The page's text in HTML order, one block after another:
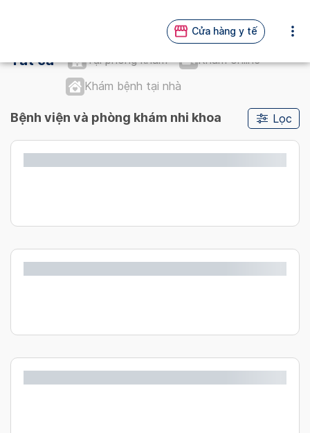
Cửa hàng y tế
Tất cả Tại phòng khám
Khám online
Khám bệnh tại nhà
Lọc
Bệnh viện và phòng khám nhi khoa